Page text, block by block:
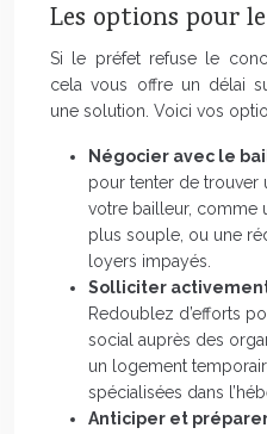
Les options pour
Si le préfet refuse le
cela vous offre un délai
une solution. Voici vos
Négocier avec le
pour tenter de trouver
votre bailleur, comme
plus souple, ou une
loyers impayés.
Solliciter
Redoublez d’efforts
social auprès des
un logement
spécialisées dans
Anticiper et